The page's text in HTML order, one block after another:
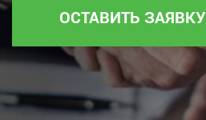
ОСТАВИТЬ ЗАЯВКУ